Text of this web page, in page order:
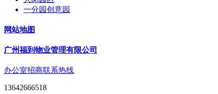
一分园创意园
网站地图
广州福到物业管理有限公司
办公室招商联系热线
13642666518